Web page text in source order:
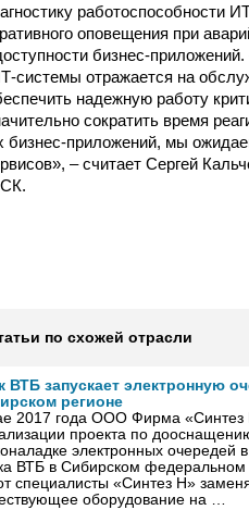
работоспособности
оповещения при
бизнес-
системы отражается на
надежную работу
сократить время
бизнес-приложений, мы
– считает Сергей
по схожей отрасли
ВТБ запускает электронную
регионе
2017 года ООО Фирма «Синтез
проекта по
электронных очередей
ВТБ в Сибирском федеральном
специалисты «Синтез Н»
оборудование на …